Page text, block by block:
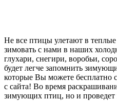
Не все птицы улетают в
зимовать с нами в наших
глухари, снегири, воробьи,
будет легче запомнить
которые Вы можете бесплатно
с сайта! Во время
зимующих птиц, но и